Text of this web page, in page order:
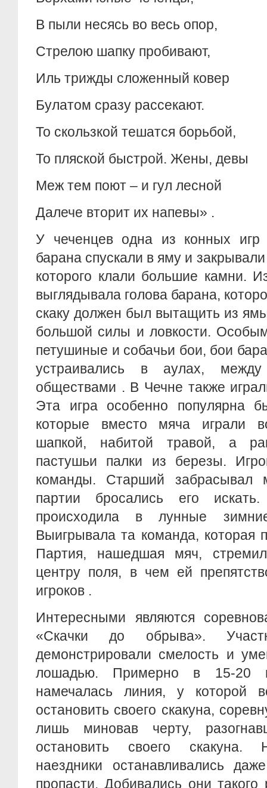
В пыли несясь во весь опор,
Стрелою шапку пробивают,
Иль трижды сложенный ковер
Булатом сразу рассекают.
То скользкой тешатся борьбой,
То пляской быстрой. Жены, девы
Меж тем поют – и гул лесной
Далече вторит их напевы» .
У чеченцев одна из конных игр
барана спускали в яму и
которого клали большие камни.
выглядывала голова барана,
скаку должен был вытащить из
большой силы и ловкости.
петушиные и собачьи бои, бои
устраивались в аулах,
обществами . В Чечне также
Эта игра особенно популярна
которые вместо мяча играли
шапкой, набитой травой, а
пастушьи палки из березы.
команды. Старший
партии бросались его
происходила в лунные
Выигрывала та команда, которая
Партия, нашедшая мяч,
центру поля, в чем ей
игроков .
Интересными являются
«Скачки до обрыва».
демонстрировали смелость и
лошадью. Примерно в 15-20
намечалась линия, у которой
остановить своего скакуна,
лишь миновав черту,
остановить своего скакуна.
наездники останавливались
пропасти. Добивались они такого